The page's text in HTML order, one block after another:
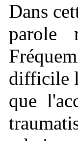
Dans
parole
difficile
que